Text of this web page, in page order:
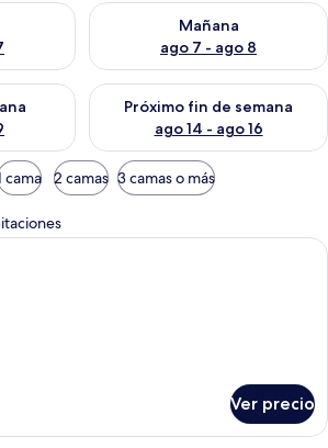
para hoy ago 6 - ago 7
Mañana
ago 7 - ago 8
Consulta la disponibilidad
para este fin de semana ago 7 -
Próximo fin de semana
ago 14 - ago 16
Consulta la disponibilidad
cama 2 camas 3 camas o más
Habitación de hotel con dos camas,
Ver precio